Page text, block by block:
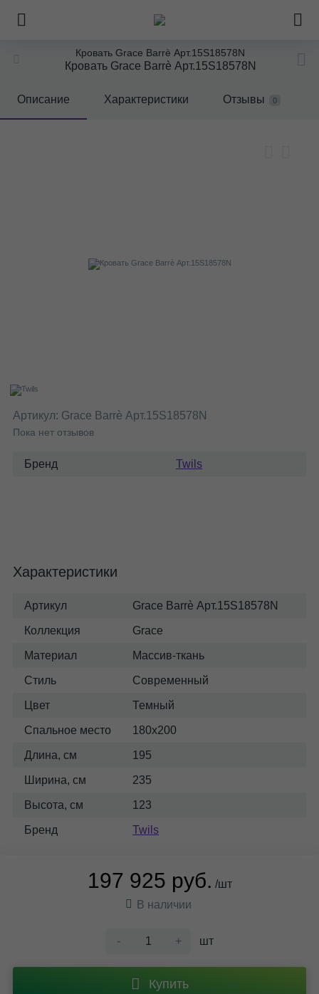
Кровать Grace Barrè Арт.15S18578N
Кровать Grace Barrè Арт.15S18578N
Описание Характеристики Отзывы 0
Артикул: Grace Barrè Арт.15S18578N
Пока нет отзывов
Бренд Twils
Характеристики
Артикул Grace Barrè Арт.15S18578N
Коллекция Grace
Материал Массив-ткань
Стиль Современный
Цвет Темный
Спальное место 180x200
Длина, см 195
Ширина, см 235
Высота, см 123
Бренд Twils
197 925 руб. /шт
В наличии
- + шт
Купить